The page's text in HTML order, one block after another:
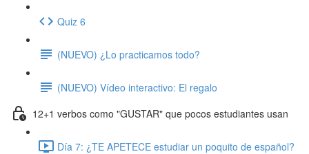
Quiz 6
(NUEVO) ¿Lo practicamos todo?
(NUEVO) Vídeo interactivo: El regalo
12+1 verbos como "GUSTAR" que pocos estudiantes usan
Día 7: ¿TE APETECE estudiar un poquito de español?